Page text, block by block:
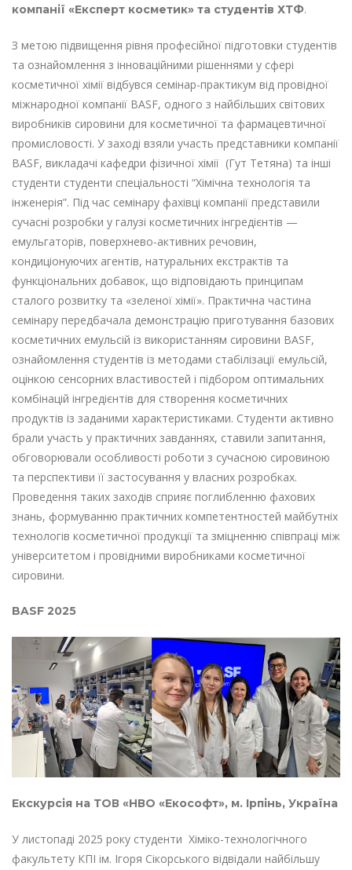
компанії «Експерт косметик» та студентів ХТФ.
З метою підвищення рівня професійної підготовки студентів
та ознайомлення з інноваційними рішеннями у сфері
косметичної хімії відбувся семінар-практикум від провідної
міжнародної компанії BASF, одного з найбільших світових
виробників сировини для косметичної та фармацевтичної
промисловості. У заході взяли участь представники компанії
BASF, викладачі кафедри фізичної хімії (Гут Тетяна) та інші
студенти студенти спеціальності “Хімічна технологія та
інженерія”. Під час семінару фахівці компанії представили
сучасні розробки у галузі косметичних інгредієнтів —
емульгаторів, поверхнево-активних речовин,
кондиціонуючих агентів, натуральних екстрактів та
функціональних добавок, що відповідають принципам
сталого розвитку та «зеленої хімії». Практична частина
семінару передбачала демонстрацію приготування базових
косметичних емульсій із використанням сировини BASF,
ознайомлення студентів із методами стабілізації емульсій,
оцінкою сенсорних властивостей і підбором оптимальних
комбінацій інгредієнтів для створення косметичних
продуктів із заданими характеристиками. Студенти активно
брали участь у практичних завданнях, ставили запитання,
обговорювали особливості роботи з сучасною сировиною
та перспективи її застосування у власних розробках.
Проведення таких заходів сприяє поглибленню фахових
знань, формуванню практичних компетентностей майбутніх
технологів косметичної продукції та зміцненню співпраці між
університетом і провідними виробниками косметичної
сировини.
BASF 2025
Екскурсія на ТОВ «НВО «Екософт», м. Ірпінь, Україна
У листопаді 2025 року студенти Хіміко-технологічного
факультету КПІ ім. Ігоря Сікорського відвідали найбільшу